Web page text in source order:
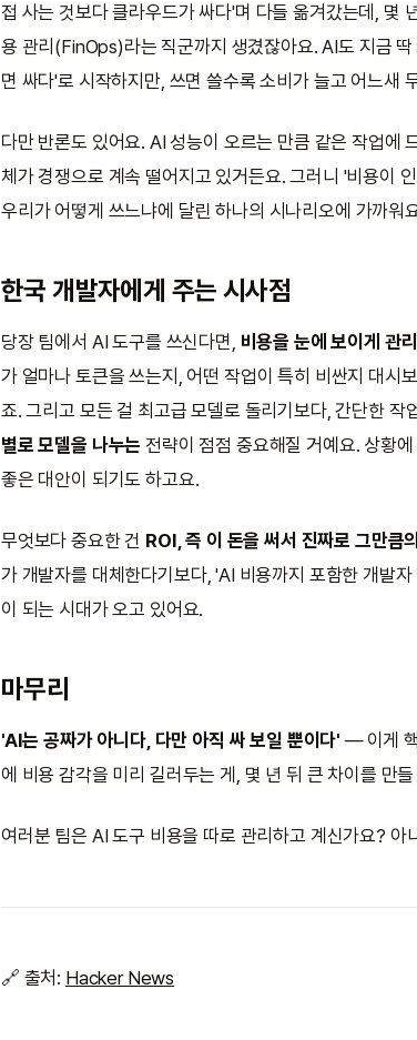
접 사는 것보다 클라우드가 싸다'며 다들 옮겨갔는데, 몇
용 관리(FinOps)라는 직군까지 생겼잖아요. AI도 지금
면 싸다'로 시작하지만, 쓰면 쓸수록 소비가 늘고 어느새
다만 반론도 있어요. AI 성능이 오르는 만큼 같은 작업에
체가 경쟁으로 계속 떨어지고 있거든요. 그러니 '비용이
우리가 어떻게 쓰느냐에 달린 하나의 시나리오에 가까워
한국 개발자에게 주는 시사점
당장 팀에서 AI 도구를 쓰신다면, 비용을 눈에 보이게 관
가 얼마나 토큰을 쓰는지, 어떤 작업이 특히 비싼지 대시
죠. 그리고 모든 걸 최고급 모델로 돌리기보다, 간단한 작
별로 모델을 나누는 전략이 점점 중요해질 거예요. 상황
좋은 대안이 되기도 하고요.
무엇보다 중요한 건 ROI, 즉 이 돈을 써서 진짜로 그만큼
가 개발자를 대체한다기보다, 'AI 비용까지 포함한 개발
이 되는 시대가 오고 있어요.
마무리
'AI는 공짜가 아니다, 다만 아직 싸 보일 뿐이다' — 이게
에 비용 감각을 미리 길러두는 게, 몇 년 뒤 큰 차이를 만
여러분 팀은 AI 도구 비용을 따로 관리하고 계신가요?
🔗 출처: Hacker News